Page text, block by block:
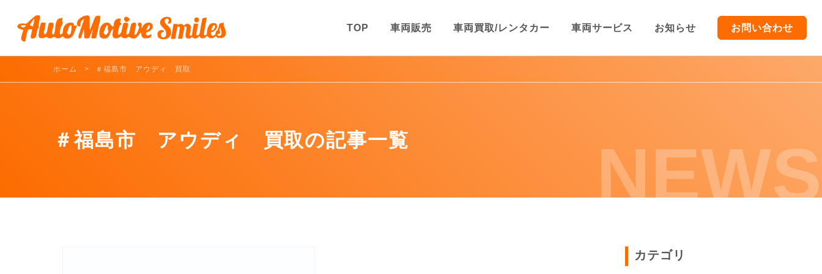
TOP 車両販売 車両買取/レンタカー 車両サービス お知らせ お問い合わせ
TOP
車両買取/レンタカー
ホーム ＃福島市 アウディ 買取
＃福島市 アウディ 買取の記事一覧 NEWS
カテゴリ